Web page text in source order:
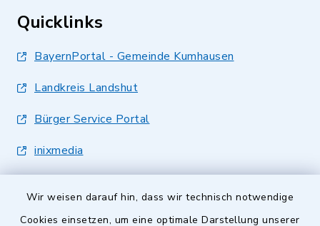
Wir weisen darauf hin, dass wir technisch notwendige
Cookies einsetzen, um eine optimale Darstellung unserer
Quicklinks
BayernPortal - Gemeinde Kumhausen
Landkreis Landshut
Bürger Service Portal
inixmedia